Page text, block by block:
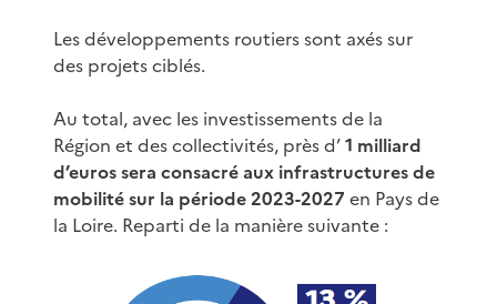
Les développements routiers sont axés sur
des projets ciblés.
Au total, avec les investissements de la
Région et des collectivités, près d’1 milliard
d’euros sera consacré aux infrastructures de
mobilité sur la période 2023-2027 en Pays de
la Loire. Reparti de la manière suivante :